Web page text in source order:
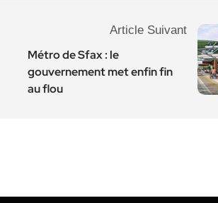
Article Suivant
Métro de Sfax : le
gouvernement met enfin fin
au flou